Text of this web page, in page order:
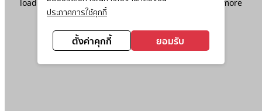
ประกาศการใช้คุกกี้
ตั้งค่าคุกกี้ ยอมรับ
loadingwww.ktc.co.th(see the browser console
for more
information).